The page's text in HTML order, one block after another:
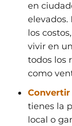
en
elevados.
los
vivir en
todos los
como
Convertir
tienes la
local o